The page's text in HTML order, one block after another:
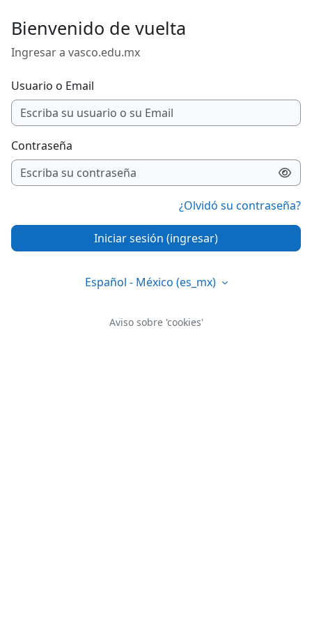
Bienvenido de vuelta
Ingresar a vasco.edu.mx
Usuario o Email
Contraseña
¿Olvidó su contraseña?
Iniciar sesión (ingresar)
Español - México ‎(es_mx)‎
Aviso sobre 'cookies'